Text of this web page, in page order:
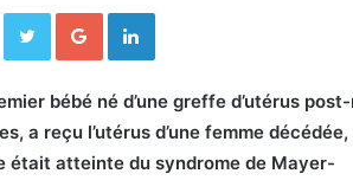
TwitterGoogle+Linkedin
bébé né d’une greffe d’utérus
a reçu l’utérus d’une femme
était atteinte du syndrome de Mayer-